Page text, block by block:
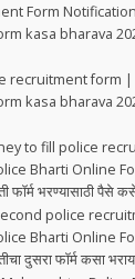
Form
kasa bharava
recruitment form |
kasa bharava
to fill police
Bharti Online
फॉर्म भरण्यासाठी पैसे
police
Bharti Online
दुसरा फॉर्म कसा